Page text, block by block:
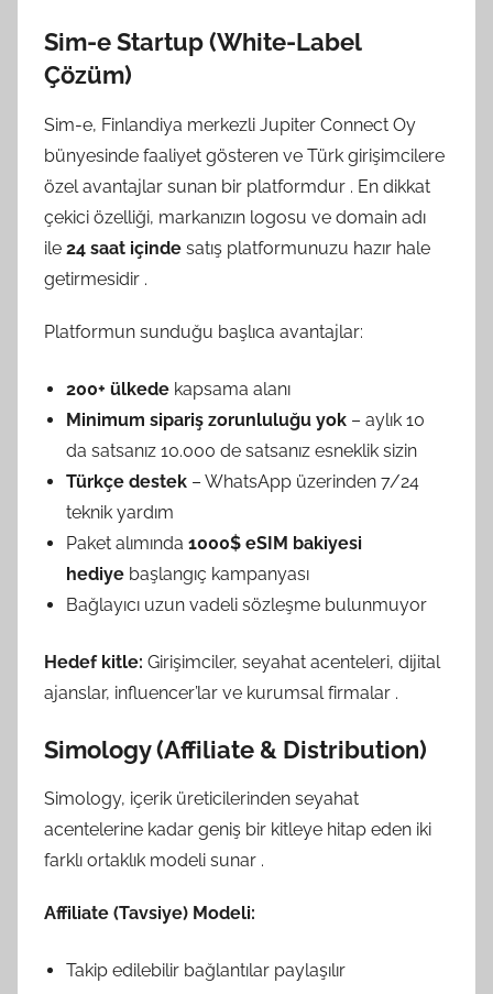
Sim-e Startup (White-Label
Çözüm)
Sim-e, Finlandiya merkezli Jupiter Connect Oy
bünyesinde faaliyet gösteren ve Türk girişimcilere
özel avantajlar sunan bir platformdur . En dikkat
çekici özelliği, markanızın logosu ve domain adı
ile 24 saat içinde satış platformunuzu hazır hale
getirmesidir .
Platformun sunduğu başlıca avantajlar:
200+ ülkede kapsama alanı
Minimum sipariş zorunluluğu yok – aylık 10
da satsanız 10.000 de satsanız esneklik sizin
Türkçe destek – WhatsApp üzerinden 7/24
teknik yardım
Paket alımında 1000$ eSIM bakiyesi
hediye başlangıç kampanyası
Bağlayıcı uzun vadeli sözleşme bulunmuyor
Hedef kitle: Girişimciler, seyahat acenteleri, dijital
ajanslar, influencer’lar ve kurumsal firmalar .
Simology (Affiliate & Distribution)
Simology, içerik üreticilerinden seyahat
acentelerine kadar geniş bir kitleye hitap eden iki
farklı ortaklık modeli sunar .
Affiliate (Tavsiye) Modeli:
Takip edilebilir bağlantılar paylaşılır